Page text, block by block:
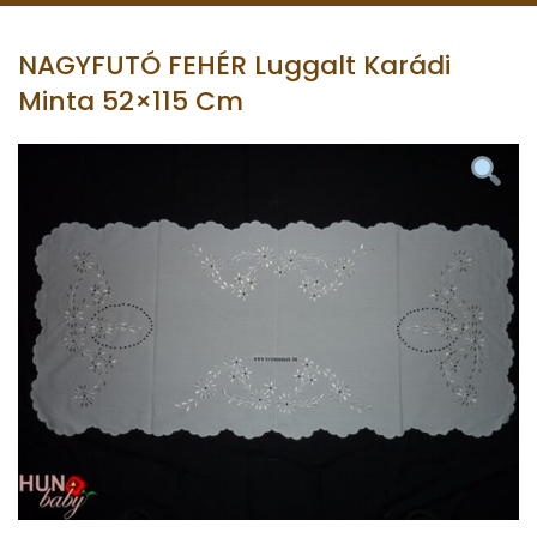
NAGYFUTÓ FEHÉR Luggalt Karádi
Minta 52×115 Cm